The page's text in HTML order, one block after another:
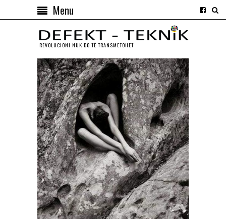
Menu
REVOLUCIONI NUK DO TЁ TRANSMETOHET